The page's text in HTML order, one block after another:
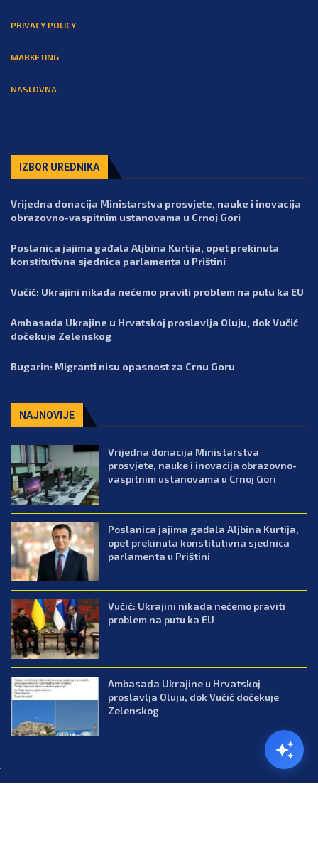
PRIVACY POLICY
MARKETING
NASLOVNA
IZBOR UREDNIKA
Vrijedna donacija Ministarstva prosvjete, nauke i inovacija
obrazovno-vaspitnim ustanovama u Crnoj Gori
Poslanica jajima gađala Aljbina Kurtija, opet prekinuta
konstitutivna sjednica parlamenta u Prištini
Vučić: Ukrajini nikada nećemo praviti problem na putu ka EU
Ambasada Ukrajine u Hrvatskoj proslavlja Oluju, dok Vučić
dočekuje Zelenskog
Bugarin: Migranti nisu opasnost za Crnu Goru
NAJNOVIJE
Vrijedna donacija Ministarstva
prosvjete, nauke i inovacija obrazovno-
vaspitnim ustanovama u Crnoj Gori
Poslanica jajima gađala Aljbina Kurtija,
opet prekinuta konstitutivna sjednica
parlamenta u Prištini
Vučić: Ukrajini nikada nećemo praviti
problem na putu ka EU
Ambasada Ukrajine u Hrvatskoj
proslavlja Oluju, dok Vučić dočekuje
Zelenskog